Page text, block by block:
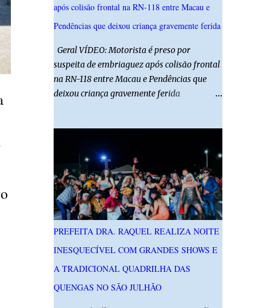
após colisão frontal na RN-118 entre Macau e
Pendências que deixou criança gravemente ferida
Geral VÍDEO: Motorista é preso por
suspeita de embriaguez após colisão frontal
na RN-118 entre Macau e Pendências que
deixou criança gravemente ferida
embriagado após um acidente que deixou
uma criança de 11 anos gravemente ferida
na manhã deste sábado (1º), na RN-118,
entre Macau e Pendências. Segundo a Polícia
Militar, dois carros que seguiam em sentidos
opostos bateram de frente. Um dos
condutores apresentava sinais de
embriaguez, foi levado ao Hospital Regional
Tarcísio Maia, em Mossoró, e autuado em
flagrante. O exame pericial para confirmar a
presença de álcool no organismo está em
PREFEITA DRA. RAQUEL REALIZA NOITE
INESQUECÍVEL COM GRANDES SHOWS E
A TRADICIONAL QUADRILHA DAS
QUENGAS NO SÃO JULHÃO